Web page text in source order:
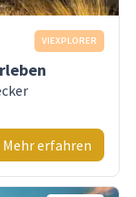
VIEXPLORER
Mehr erfahren